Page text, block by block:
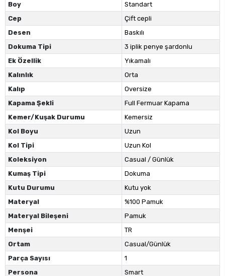
Boy
Standart
Cep
Çift cepli
Desen
Baskılı
Dokuma Tipi
3 iplik penye şardonlu
Ek Özellik
Yıkamalı
Kalınlık
Orta
Kalıp
Oversize
Kapama Şekli
Full Fermuar Kapama
Kemer/Kuşak Durumu
Kemersiz
Kol Boyu
Uzun
Kol Tipi
Uzun Kol
Koleksiyon
Casual / Günlük
Kumaş Tipi
Dokuma
Kutu Durumu
Kutu yok
Materyal
%100 Pamuk
Materyal Bileşeni
Pamuk
Menşei
TR
Ortam
Casual/Günlük
Parça Sayısı
1
Persona
Smart